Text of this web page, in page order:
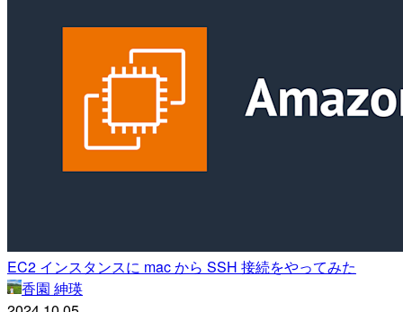
EC2 インスタンスに mac から SSH 接続をやってみた
香園 紳瑛